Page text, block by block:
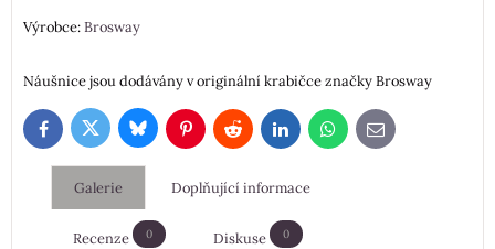
Výrobce:Brosway
Náušnice jsou dodávány v originální krabičce značky Brosway
FacebookTwitterBlueskyPinterestRedditLinkedInWhatsApp
E-
mail
Galerie Doplňující informace
Recenze 0 Diskuse 0